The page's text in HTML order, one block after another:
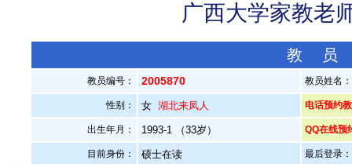
广西大学家教老
教
教员编号： 2005870 教员姓名
性别： 女湖北来凤人 电话预约
出生年月： 1993-1 （33岁） QQ在线预
目前身份： 硕士在读 最后登录